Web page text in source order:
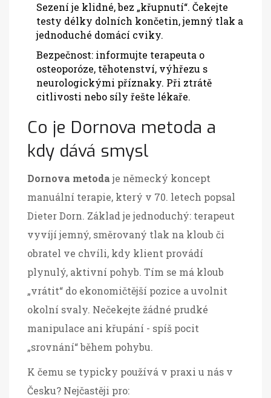
Sezení je klidné, bez „křupnutí“. Čekejte
testy délky dolních končetin, jemný tlak a
jednoduché domácí cviky.
Bezpečnost: informujte terapeuta o
osteoporóze, těhotenství, výhřezu s
neurologickými příznaky. Při ztrátě
citlivosti nebo síly řešte lékaře.
Co je Dornova metoda a
kdy dává smysl
Dornova metodaje německý koncept
manuální terapie, který v 70. letech popsal
Dieter Dorn. Základ je jednoduchý: terapeut
vyvíjí jemný, směrovaný tlak na kloub či
obratel ve chvíli, kdy klient provádí
plynulý, aktivní pohyb. Tím se má kloub
„vrátit“ do ekonomičtější pozice a uvolnit
okolní svaly. Nečekejte žádné prudké
manipulace ani křupání - spíš pocit
„srovnání“ během pohybu.
K čemu se typicky používá v praxi u nás v
Česku? Nejčastěji pro: